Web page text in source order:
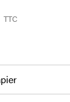
TTC